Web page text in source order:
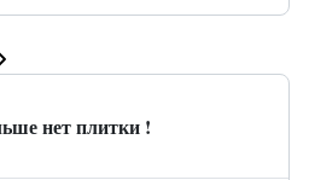
нет плитки !